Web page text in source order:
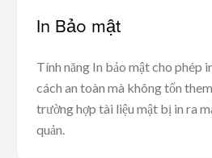
In Bảo mật
Tính năng In bảo mật cho phép
cách an toàn mà không tốn
trường hợp tài liệu mật bị in ra
quản.